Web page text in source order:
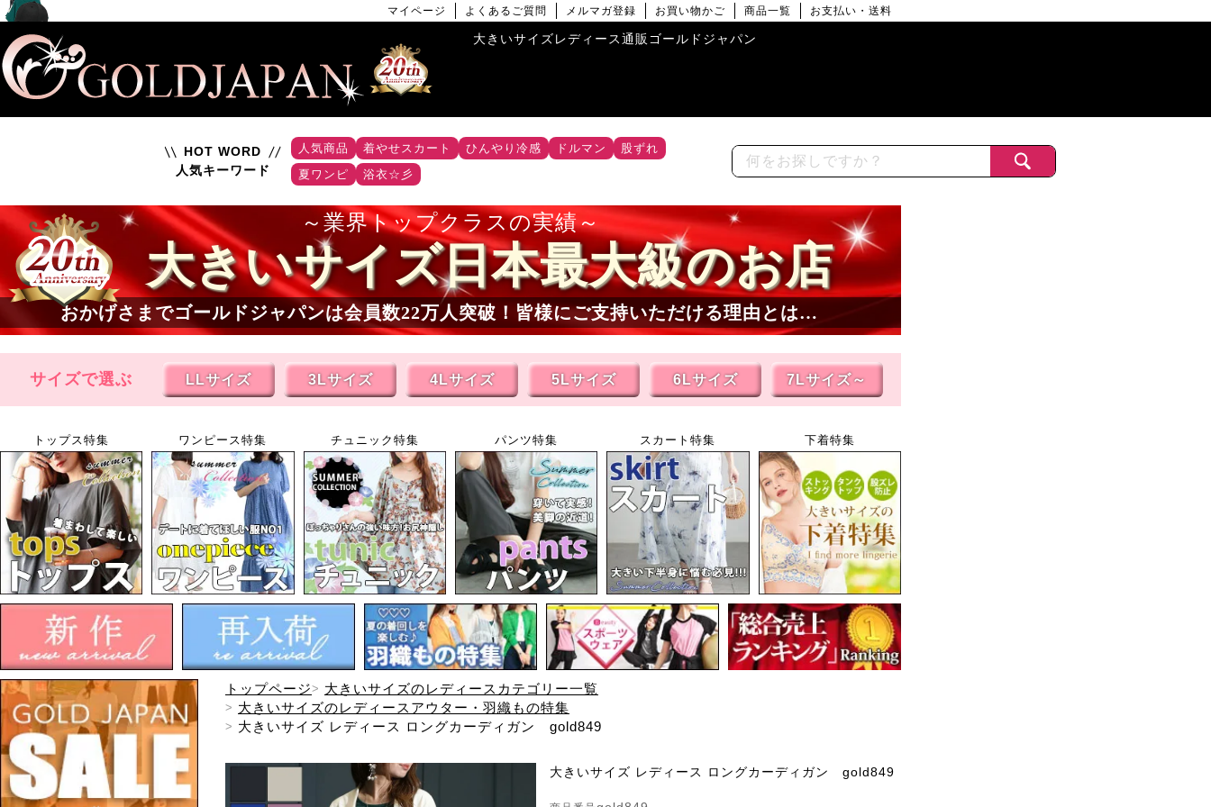
マイページ よくあるご質問 メルマガ登録 お買い物かご 商品一覧 お支払い・送料
大きいサイズレディース通販ゴールドジャパン
HOT WORD
人気キーワード
人気商品 着やせスカート ひんやり冷感 ドルマン
股ずれ
夏ワンピ
浴衣☆彡
業界トップクラスの実績
大きいサイズ日本最大級のお店
おかげさまでゴールドジャパンは会員数22万人突破！皆様にご支持いただける理由とは…
サイズで選ぶ LLサイズ 3Lサイズ 4Lサイズ 5Lサイズ 6Lサイズ 7Lサイズ～
トップス特集 ワンピース特集 チュニック特集 パンツ特集 スカート特集 下着特集
トップページ
大きいサイズのレディースカテゴリー一覧
大きいサイズのレディースアウター・羽織もの特集
大きいサイズ レディース ロングカーディガン gold849
大きいサイズ レディース ロングカーディガン gold849